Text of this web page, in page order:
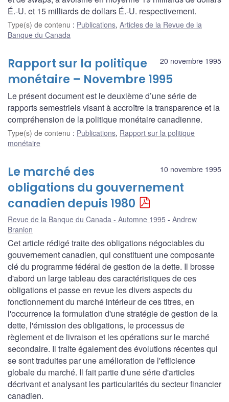
É.-U. et 15 milliards de dollars É.-U. respectivement.
Type(s) de contenu : Publications, Articles de la Revue de la
Banque du Canada
20 novembre 1995
Rapport sur la politique
monétaire – Novembre 1995
Le présent document est le deuxième d’une série de
rapports semestriels visant à accroître la transparence et la
compréhension de la politique monétaire canadienne.
Type(s) de contenu : Publications, Rapport sur la politique
monétaire
10 novembre 1995
Le marché des
obligations du gouvernement
canadien depuis 1980
Revue de la Banque du Canada - Automne 1995
Andrew
Branion
Cet article rédigé traite des obligations négociables du
gouvernement canadien, qui constituent une composante
clé du programme fédéral de gestion de la dette. Il brosse
d'abord un large tableau des caractéristiques de ces
obligations et passe en revue les divers aspects du
fonctionnement du marché intérieur de ces titres, en
l'occurrence la formulation d'une stratégie de gestion de la
dette, l'émission des obligations, le processus de
règlement et de livraison et les opérations sur le marché
secondaire. Il traite également des évolutions récentes qui
se sont traduites par une amélioration de l'efficience
globale du marché. Il fait partie d'une série d'articles
décrivant et analysant les particularités du secteur financier
canadien.